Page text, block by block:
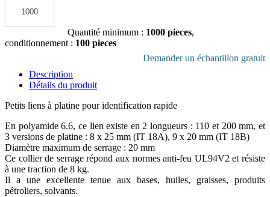
Quantité minimum : 1000 pieces,
conditionnement : 100 pieces
Demander un échantillon gratuit
Description
Détails du produit
Petits liens à platine pour identification rapide
En polyamide 6.6, ce lien existe en 2 longueurs : 110 et 200 mm, et
3 versions de platine : 8 x 25 mm (IT 18A), 9 x 20 mm (IT 18B)
Diamètre maximum de serrage : 20 mm
Ce collier de serrage répond aux normes anti-feu UL94V2 et résiste
à une traction de 8 kg.
Il a une excellente tenue aux bases, huiles, graisses, produits
pétroliers, solvants.